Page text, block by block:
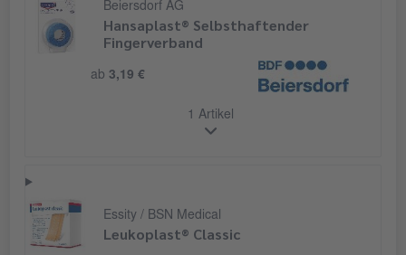
Beiersdorf AG
Hansaplast® Selbsthaftender
Fingerverband
ab 3,19 €
1 Artikel
Essity / BSN Medical
Leukoplast® Classic